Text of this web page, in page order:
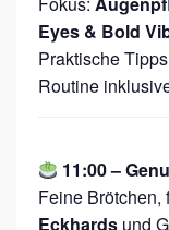
Eyes & Bold
Praktische
Routine
11:00 –
Feine Brötchen,
Eckhards und